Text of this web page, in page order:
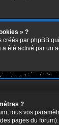
» ?
par phpBB
été activé par un
?
tous vos
pages du